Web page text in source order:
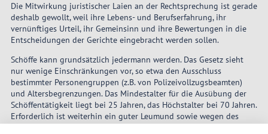
Die Mitwirkung juristischer Laien an der Rechtsprechung ist gerade
deshalb gewollt, weil ihre Lebens- und Berufserfahrung, ihr
vernünftiges Urteil, ihr Gemeinsinn und ihre Bewertungen in die
Entscheidungen der Gerichte eingebracht werden sollen.
Schöffe kann grundsätzlich jedermann werden. Das Gesetz sieht
nur wenige Einschränkungen vor, so etwa den Ausschluss
bestimmter Personengruppen (z.B. von Polizeivollzugsbeamten)
und Altersbegrenzungen. Das Mindestalter für die Ausübung der
Schöffentätigkeit liegt bei 25 Jahren, das Höchstalter bei 70 Jahren.
Erforderlich ist weiterhin ein guter Leumund sowie wegen des
mitunter längeren Sitzungsdienstes körperliche Eignung. Schöffen